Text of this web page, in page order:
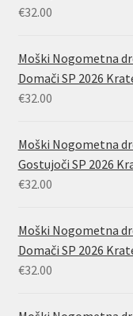
€32.00
Moški Nogometna
Domači SP 2026
€32.00
Moški Nogometna
Gostujoči SP 2026
€32.00
Moški Nogometna
Domači SP 2026
€32.00